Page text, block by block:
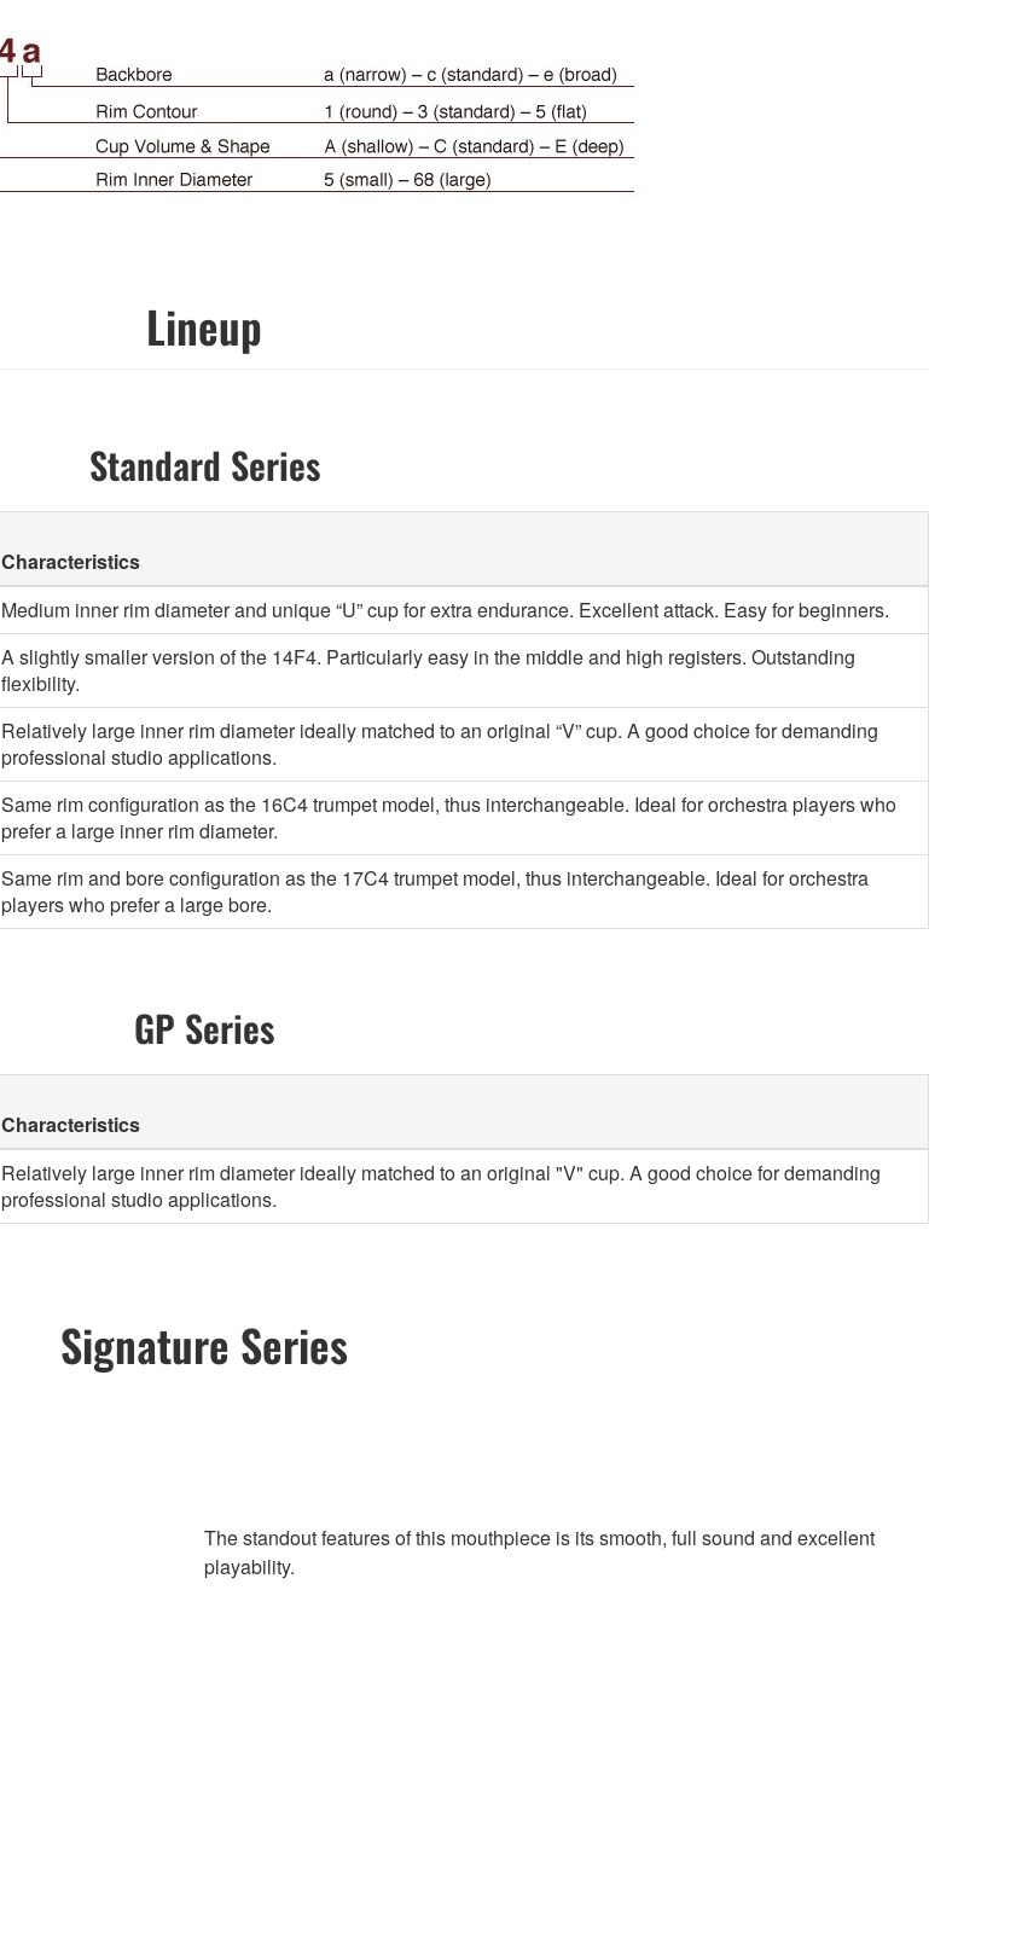
Lineup
Standard Series
Characteristics
Medium inner rim diameter and unique “U” cup for extra endurance. Excellent attack. Easy for beginners.
A slightly smaller version of the 14F4. Particularly easy in the middle and high registers. Outstanding
flexibility.
Relatively large inner rim diameter ideally matched to an original “V” cup. A good choice for demanding
professional studio applications.
Same rim configuration as the 16C4 trumpet model, thus interchangeable. Ideal for orchestra players who
prefer a large inner rim diameter.
Same rim and bore configuration as the 17C4 trumpet model, thus interchangeable. Ideal for orchestra
players who prefer a large bore.
GP Series
Characteristics
Relatively large inner rim diameter ideally matched to an original "V" cup. A good choice for demanding
professional studio applications.
Signature Series
The standout features of this mouthpiece is its smooth, full sound and excellent
playability.